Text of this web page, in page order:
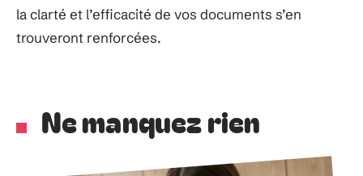
la clarté et l’efficacité de vos documents s’en
trouveront renforcées.
Ne manquez rien